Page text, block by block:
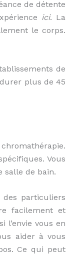
de détente
ici. La
le corps.
de
plus de 45
Vous
salle de bain.
des particuliers
facilement et
l’envie vous en
aider à vous
Ce qui peut